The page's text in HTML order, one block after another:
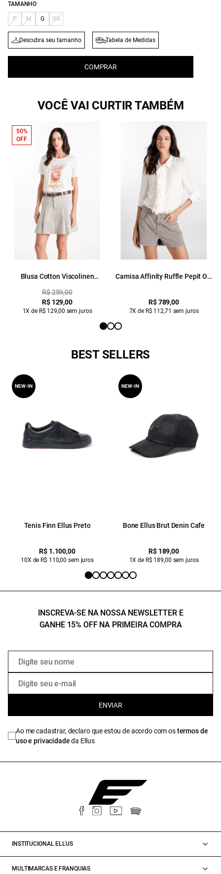
TAMANHO
P M G GG
Descubra seu tamanho Tabela de Medidas
COMPRAR
VOCÊ VAI CURTIR TAMBÉM
Blusa Cotton Viscolinen
R$ 259,00
R$ 129,00
1X de R$ 129,00 sem juros
50%
OFF
Camisa Affinity Ruffle Pepit Off
R$ 789,00
7X de R$ 112,71 sem juros
BEST SELLERS
Tenis Finn Ellus Preto
R$ 1.100,00
10X de R$ 110,00 sem juros
NEW-IN
Bone Ellus Brut Denin Cafe
R$ 189,00
1X de R$ 189,00 sem juros
NEW-IN
INSCREVA-SE NA NOSSA NEWSLETTER E
GANHE 15% OFF NA PRIMEIRA COMPRA
ENVIAR
Ao me cadastrar, declaro que estou de acordo com ostermos de
uso e privacidadeda Ellus
INSTITUCIONAL ELLUS
MULTIMARCAS E FRANQUIAS